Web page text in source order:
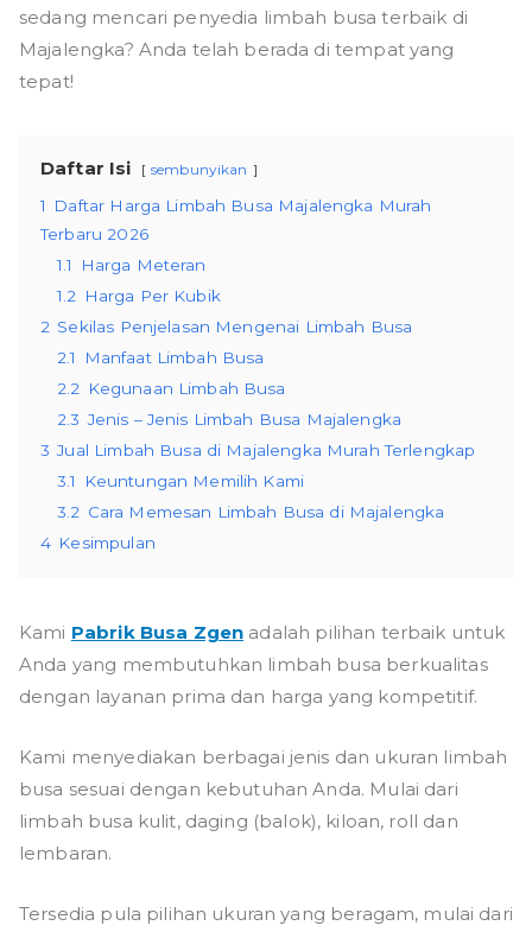
sedang mencari penyedia limbah busa terbaik di
Majalengka? Anda telah berada di tempat yang
tepat!
Daftar Isi sembunyikan
1
Daftar Harga Limbah Busa Majalengka Murah
Terbaru 2026
1.1
Harga Meteran
1.2
Harga Per Kubik
2 Sekilas Penjelasan Mengenai Limbah Busa
2.1
Manfaat Limbah Busa
2.2
Kegunaan Limbah Busa
2.3 Jenis – Jenis Limbah Busa Majalengka
3 Jual Limbah Busa di Majalengka Murah Terlengkap
3.1
Keuntungan Memilih Kami
3.2 Cara Memesan Limbah Busa di Majalengka
4 Kesimpulan
Kami Pabrik Busa Zgen adalah pilihan terbaik untuk
Anda yang membutuhkan limbah busa berkualitas
dengan layanan prima dan harga yang kompetitif.
Kami menyediakan berbagai jenis dan ukuran limbah
busa sesuai dengan kebutuhan Anda. Mulai dari
limbah busa kulit, daging (balok), kiloan, roll dan
lembaran.
Tersedia pula pilihan ukuran yang beragam, mulai dari